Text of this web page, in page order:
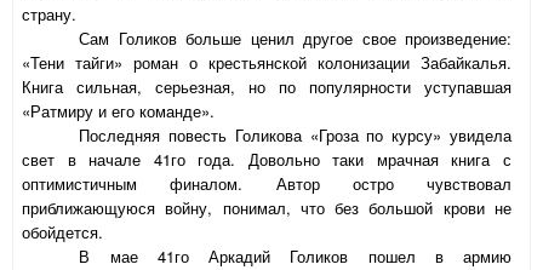
страну.
Сам Голиков больше ценил другое свое произведение:
«Тени тайги» роман о крестьянской колонизации Забайкалья.
Книга сильная, серьезная, но по популярности уступавшая
«Ратмиру и его команде».
Последняя повесть Голикова «Гроза по курсу» увидела
свет в начале 41го года. Довольно таки мрачная книга с
оптимистичным финалом. Автор остро чувствовал
приближающуюся войну, понимал, что без большой крови не
обойдется.
В мае 41го Аркадий Голиков пошел в армию